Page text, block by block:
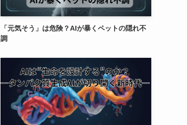
「元気そう」は危険？AIが暴くペットの隠れ不
調